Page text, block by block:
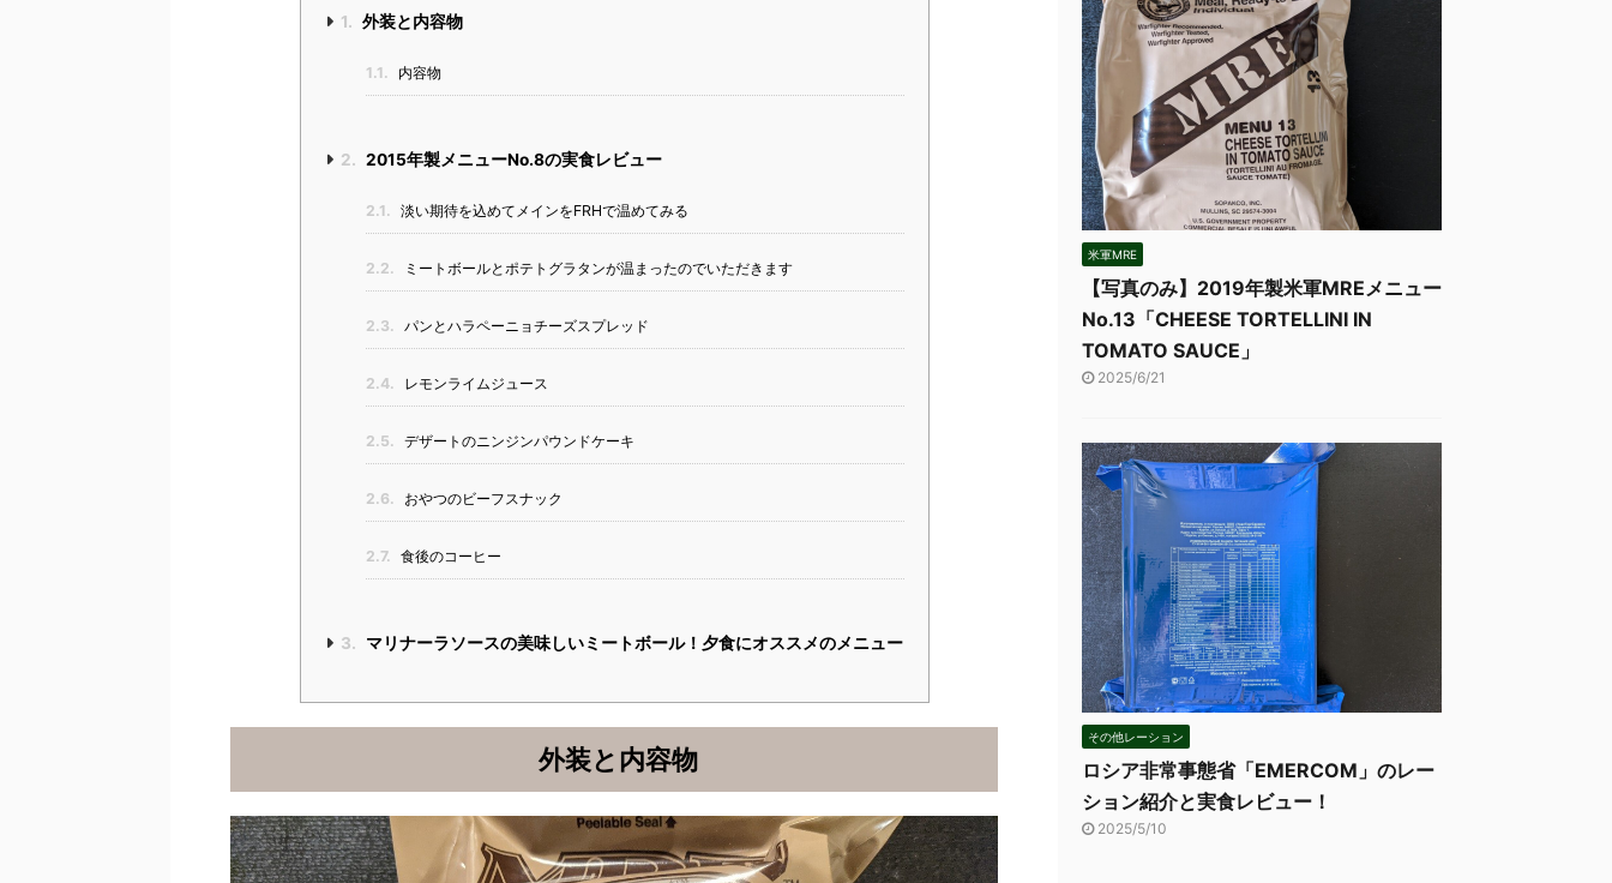
1. 外装と内容物
1.1. 内容物
2. 2015年製メニューNo.8の実食レビュー
2.1. 淡い期待を込めてメインをFRHで温めてみる
2.2. ミートボールとポテトグラタンが温まったのでいただきます
2.3. パンとハラペーニョチーズスプレッド
2.4. レモンライムジュース
2.5. デザートのニンジンパウンドケーキ
2.6. おやつのビーフスナック
2.7. 食後のコーヒー
3. マリナーラソースの美味しいミートボール！夕食にオススメのメニュー
外装と内容物
米軍MRE
【写真のみ】2019年製米軍MREメニュー
No.13「CHEESE TORTELLINI IN
TOMATO SAUCE」
2025/6/21
その他レーション
ロシア非常事態省「EMERCOM」のレー
ション紹介と実食レビュー！
2025/5/10